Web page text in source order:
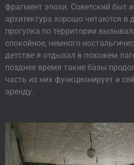
фрагмент эпохи. Советский быт
архитектура хорошо читаются в
прогулка по территории
спокойное, немного
детстве я отдыхал в похожем
позднее время такие базы
часть из них функционирует и
аренду.